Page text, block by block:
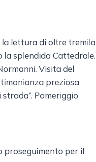
la lettura di oltre tremila
la splendida Cattedrale.
Visita del
preziosa
Pomeriggio
proseguimento per il